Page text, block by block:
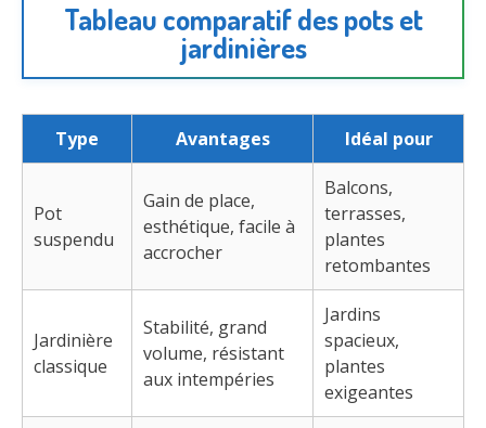
Tableau comparatif des pots et
jardinières
Type Avantages Idéal pour
Pot
suspendu
Gain de place,
esthétique, facile à
accrocher
Balcons,
terrasses,
plantes
retombantes
Jardinière
classique
Stabilité, grand
volume, résistant
aux intempéries
Jardins
spacieux,
plantes
exigeantes